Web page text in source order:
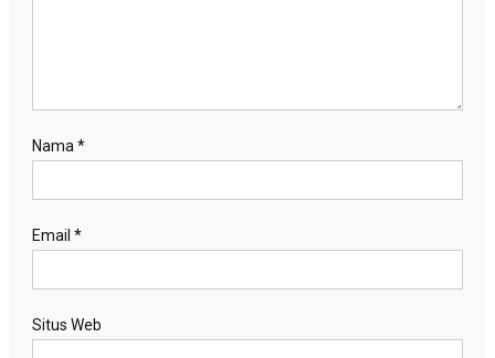
Nama *
Email *
Situs Web